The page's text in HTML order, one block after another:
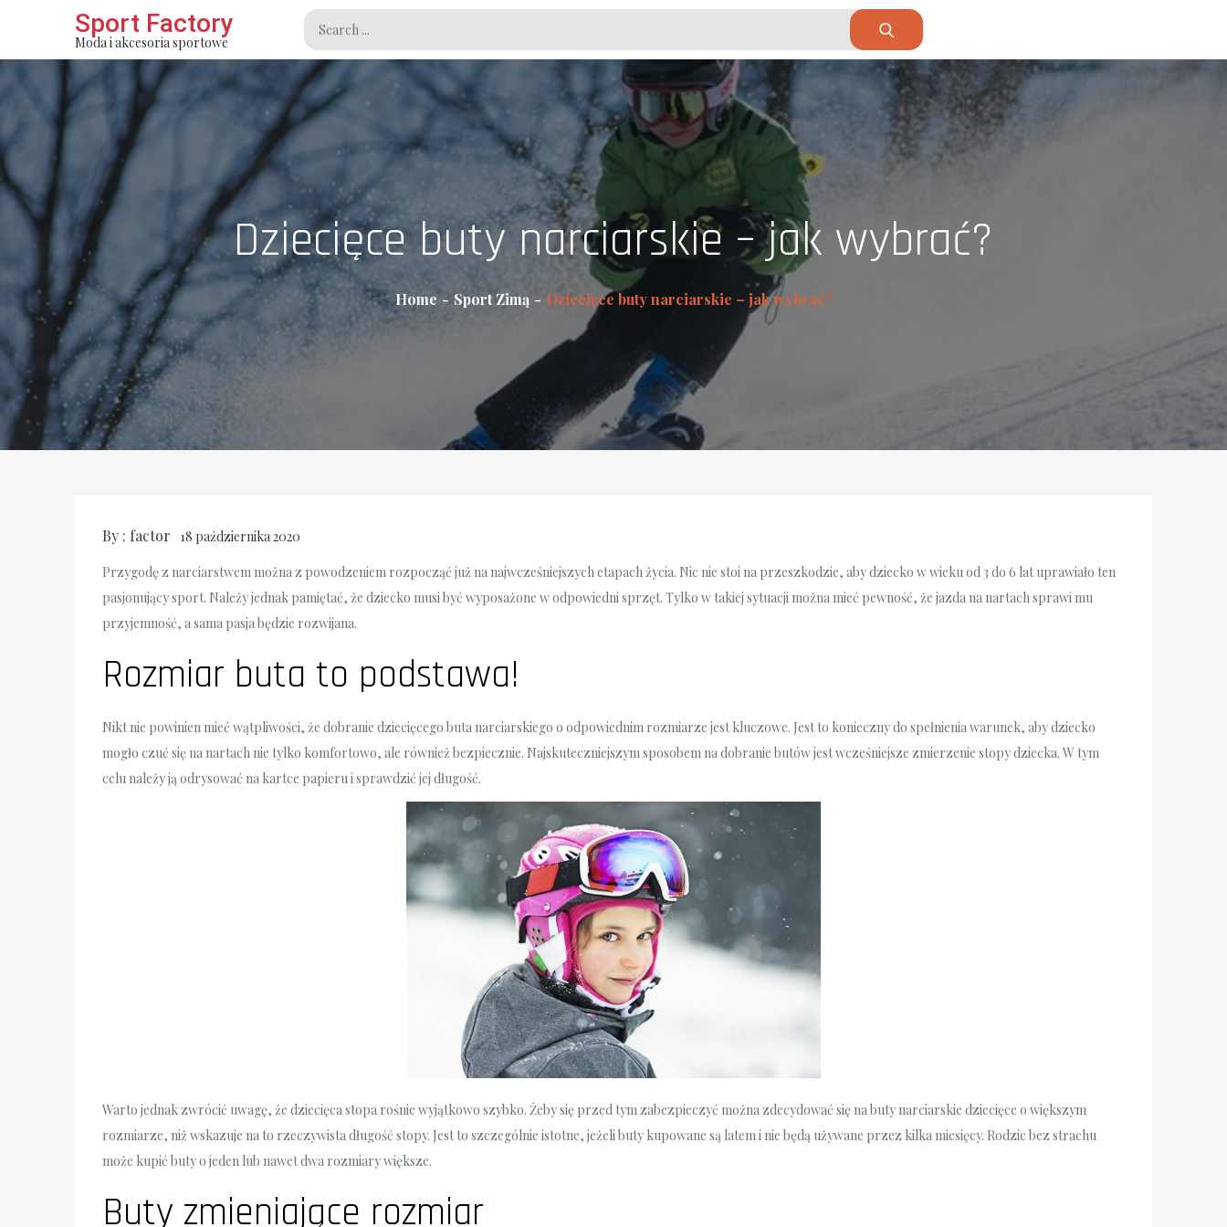
content
Sport Factory
Moda i akcesoria sportowe
Search
for:
Dziecięce buty narciarskie – jak wybrać?
Home Sport Zimą Dziecięce buty narciarskie – jak wybrać?
By : factor 18 października 2020
Przygodę z narciarstwem można z powodzeniem rozpocząć już na najwcześniejszych etapach życia. Nic nie stoi na przeszkodzie, aby dziecko w wieku od 3 do 6 lat uprawiało ten
pasjonujący sport. Należy jednak pamiętać, że dziecko musi być wyposażone w odpowiedni sprzęt. Tylko w takiej sytuacji można mieć pewność, że jazda na nartach sprawi mu
przyjemność, a sama pasja będzie rozwijana.
Rozmiar buta to podstawa!
Nikt nie powinien mieć wątpliwości, że dobranie dziecięcego buta narciarskiego o odpowiednim rozmiarze jest kluczowe. Jest to konieczny do spełnienia warunek, aby dziecko
mogło czuć się na nartach nie tylko komfortowo, ale również bezpiecznie. Najskuteczniejszym sposobem na dobranie butów jest wcześniejsze zmierzenie stopy dziecka. W tym
celu należy ją odrysować na kartce papieru i sprawdzić jej długość.
Warto jednak zwrócić uwagę, że dziecięca stopa rośnie wyjątkowo szybko. Żeby się przed tym zabezpieczyć można zdecydować się na buty narciarskie dziecięce o większym
rozmiarze, niż wskazuje na to rzeczywista długość stopy. Jest to szczególnie istotne, jeżeli buty kupowane są latem i nie będą używane przez kilka miesięcy. Rodzic bez strachu
może kupić buty o jeden lub nawet dwa rozmiary większe.
Buty zmieniające rozmiar